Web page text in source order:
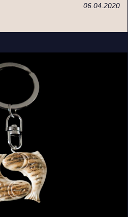
06.04.2020